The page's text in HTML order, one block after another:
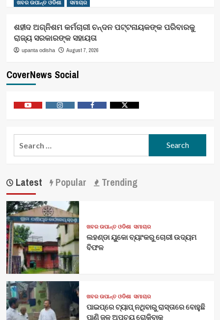
ଖବର ଉପାନ୍ତ ଓଡିଶା ସମାଚାର
ଶହୀଦ ଅଗ୍ନିଶମ କର୍ମଚାରୀ ଚନ୍ଦନ ପଟ୍ଟନାୟକଙ୍କ ପରିବାରକୁ
ରାଜ୍ୟ ସରକାରଙ୍କ ସହାୟତା
upanta odisha August 7, 2026
CoverNews Social
Latest Popular Trending
ଖବର ଉପାନ୍ତ ଓଡିଶା ସମାଚାର
ଲହଣ୍ଡା ୟୁକୋ ବ୍ୟାଂକରୁ ଚୋରୀ ଉଦ୍ୟମ
ବିଫଳ
ଖବର ଉପାନ୍ତ ଓଡିଶା ସମାଚାର
ପାଇପ୍‌ରେ ଟ୍ୟାପ୍‌ ନଥିବାରୁ ରାସ୍ତାରେ ବୋହୁଛି
ପାଣି ଜଳ ଅପଚୟ ରୋକିବାକୁ